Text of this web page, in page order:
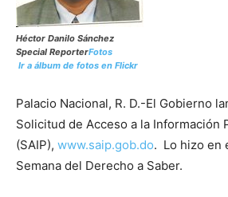
Héctor Danilo Sánchez
Special ReporterFotos
Ir a álbum de fotos en Flickr
Palacio Nacional, R. D.-El Gobierno
Solicitud de Acceso a la Información
(SAIP), www.saip.gob.do. Lo hizo en
Semana del Derecho a Saber.